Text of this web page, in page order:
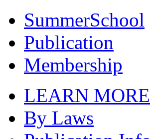
SummerSchool
Publication
Membership
LEARN MORE
By Laws